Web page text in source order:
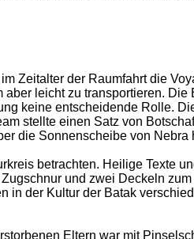
Zeitalter der Raumfahrt die
leicht zu transportieren.
keine entscheidende Rolle.
stellte einen Satz von
die Sonnenscheibe von
betrachten. Heilige Texte
und zwei Deckeln
der Kultur der Batak
Eltern war mit